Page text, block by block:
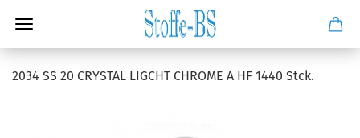
2034 SS 20 CRYSTAL LIGCHT CHROME A HF 1440 Stck.